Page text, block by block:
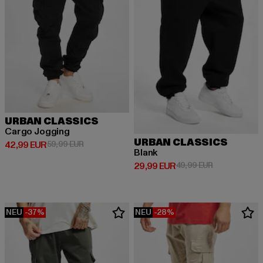
URBAN CLASSICS
Cargo Jogging
42,99 EUR
Derzeitiger Preis: 42,99 EUR
59,99 EURAktionspreis: 59,99 EURURBAN CLASSICS
Blank
29,99 EUR
Derzeitiger Preis: 29,99 EUR
49,99 EURAktionspreis:
NEU -37% NEU -28%